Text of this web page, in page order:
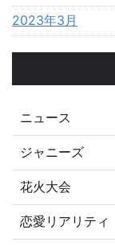
2023年3月
ニュース
ジャニーズ
花火大会
恋愛リアリティ